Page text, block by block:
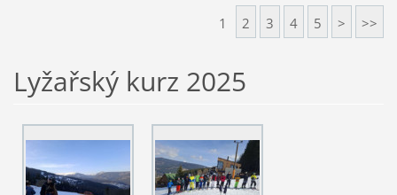
1 2 3 4 5 > >>
Lyžařský kurz 2025